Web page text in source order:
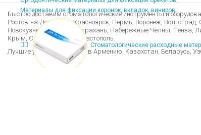
Материалы для фиксации коронок, вкладок, виниров
Стоматологические расходные
Быстро доставим стоматологические инструменты и
Ростов-на-Дону, Уфа, Красноярск, Пермь, Воронеж,
Новокузнецк, Рязань, Астрахань, Набережные Челны, Пенза,
Крым, Симферополь, Севастополь.
Лучшие условия доставки в Армению, Казахстан, Беларусь,